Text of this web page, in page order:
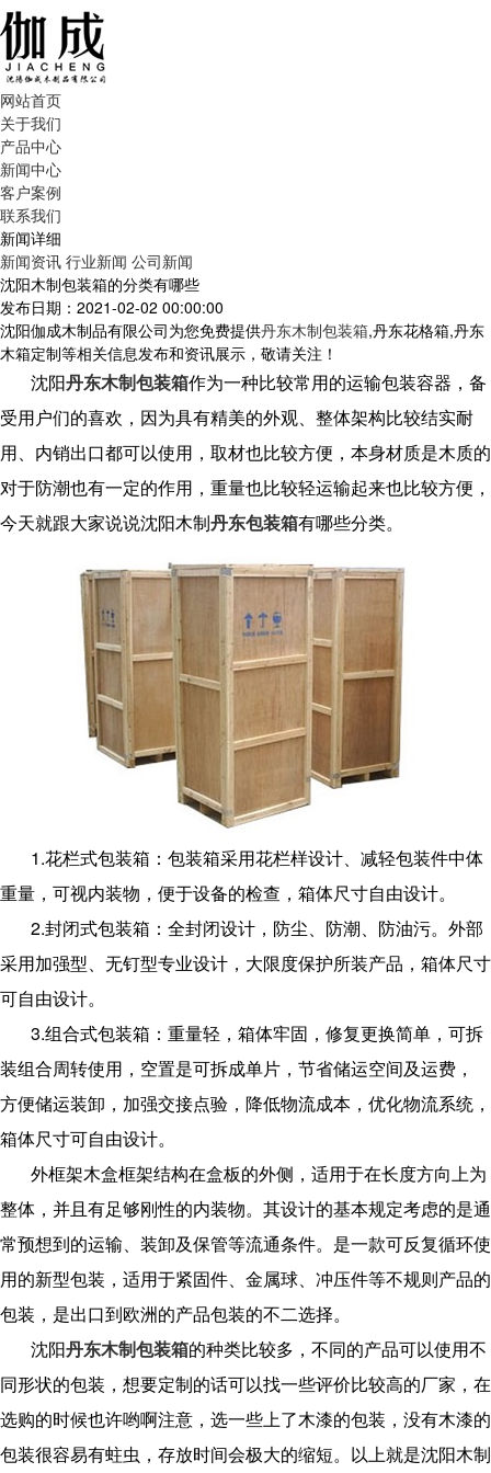
网站首页
关于我们
产品中心
新闻中心
客户案例
联系我们
新闻详细
新闻资讯 行业新闻 公司新闻
沈阳木制包装箱的分类有哪些
发布日期：2021-02-02 00:00:00
沈阳伽成木制品有限公司为您免费提供丹东木制包装箱,丹东花格箱,丹东
木箱定制等相关信息发布和资讯展示，敬请关注！
沈阳丹东木制包装箱作为一种比较常用的运输包装容器，备
受用户们的喜欢，因为具有精美的外观、整体架构比较结实耐
用、内销出口都可以使用，取材也比较方便，本身材质是木质的
对于防潮也有一定的作用，重量也比较轻运输起来也比较方便，
今天就跟大家说说沈阳木制丹东包装箱有哪些分类。
1.花栏式包装箱：包装箱采用花栏样设计、减轻包装件中体
重量，可视内装物，便于设备的检查，箱体尺寸自由设计。
2.封闭式包装箱：全封闭设计，防尘、防潮、防油污。外部
采用加强型、无钉型专业设计，大限度保护所装产品，箱体尺寸
可自由设计。
3.组合式包装箱：重量轻，箱体牢固，修复更换简单，可拆
装组合周转使用，空置是可拆成单片，节省储运空间及运费，
方便储运装卸，加强交接点验，降低物流成本，优化物流系统，
箱体尺寸可自由设计。
外框架木盒框架结构在盒板的外侧，适用于在长度方向上为
整体，并且有足够刚性的内装物。其设计的基本规定考虑的是通
常预想到的运输、装卸及保管等流通条件。是一款可反复循环使
用的新型包装，适用于紧固件、金属球、冲压件等不规则产品的
包装，是出口到欧洲的产品包装的不二选择。
沈阳丹东木制包装箱的种类比较多，不同的产品可以使用不
同形状的包装，想要定制的话可以找一些评价比较高的厂家，在
选购的时候也许哟啊注意，选一些上了木漆的包装，没有木漆的
包装很容易有蛀虫，存放时间会极大的缩短。以上就是沈阳木制